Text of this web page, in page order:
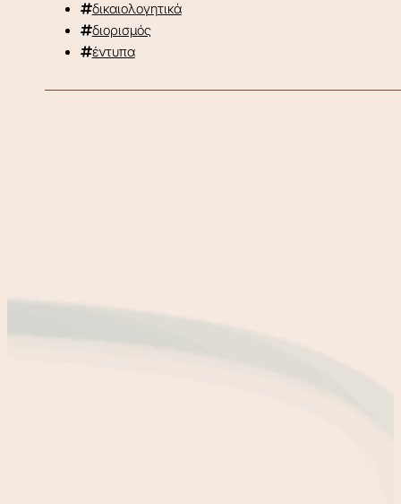
δικαιολογητικά
διορισμός
έντυπα